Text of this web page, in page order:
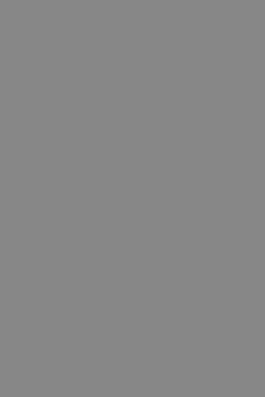
usuario y la
recordar las
estado de la
Analytics,
análisis de
usuarios
como
publicitarios,
sobre
que el usuario